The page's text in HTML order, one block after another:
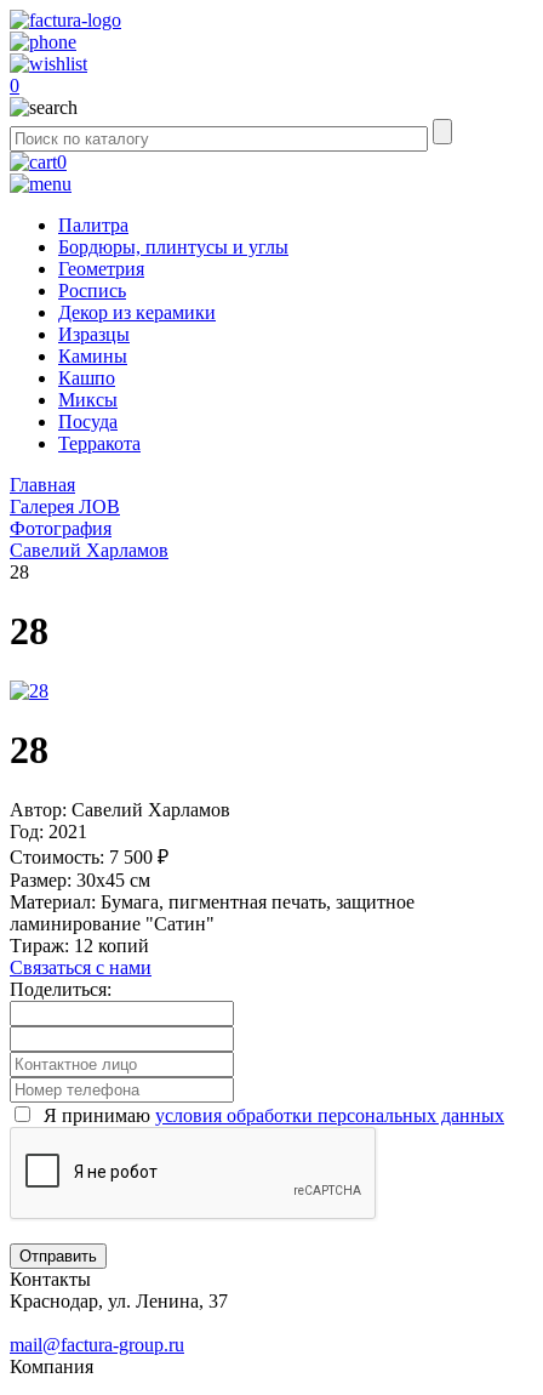
0
0
Палитра
Бордюры, плинтусы и углы
Геометрия
Роспись
Декор из керамики
Изразцы
Камины
Кашпо
Миксы
Посуда
Терракота
Главная
Галерея ЛОВ
Фотография
Савелий Харламов
28
28
28
Автор: Савелий Харламов
Год: 2021
Стоимость: 7 500 ₽
Размер: 30х45 см
Материал: Бумага, пигментная печать, защитное
ламинирование "Сатин"
Тираж: 12 копий
Связаться с нами
Поделиться:
Я принимаю условия обработки персональных данных
Контакты
Краснодар, ул. Ленина, 37
mail@factura-group.ru
Компания